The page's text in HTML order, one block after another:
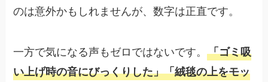
のは意外かもしれませんが、数字は正直です。
一方で気になる声もゼロではないです。「ゴミ吸
い上げ時の音にびっくりした」「絨毯の上をモッ